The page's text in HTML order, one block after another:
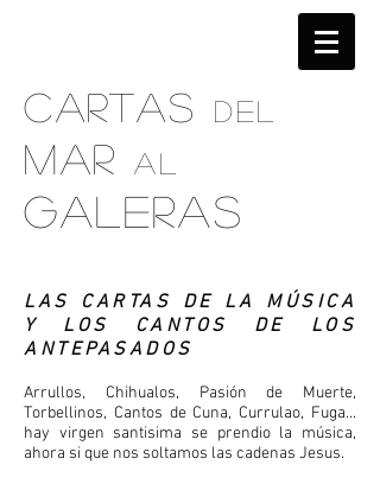
CARTAS DEL
MAR AL
GALERAS
LAS CARTAS DE LA MÚSICA
Y LOS CANTOS DE LOS
ANTEPASADOS
Arrullos, Chihualos, Pasión de Muerte,
Torbellinos, Cantos de Cuna, Currulao, Fuga...
hay virgen santisima se prendio la música,
ahora si que nos soltamos las cadenas Jesus.